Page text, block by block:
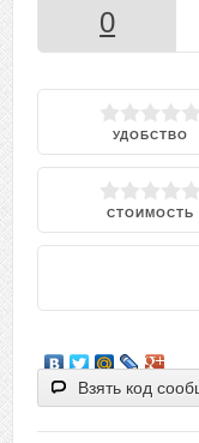
0
УДОБСТВО
СТОИМОСТЬ
Взять код